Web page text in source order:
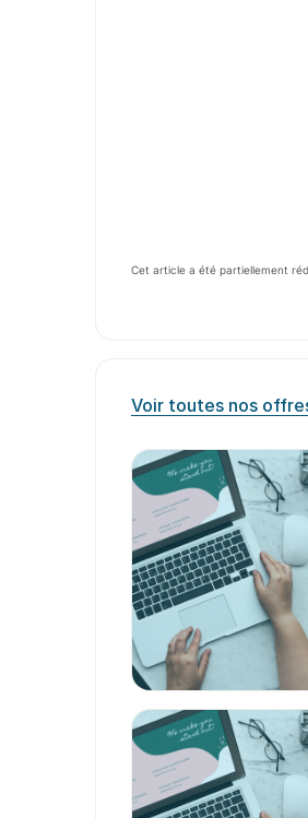
Cet article a été partiellement
Voir toutes nos